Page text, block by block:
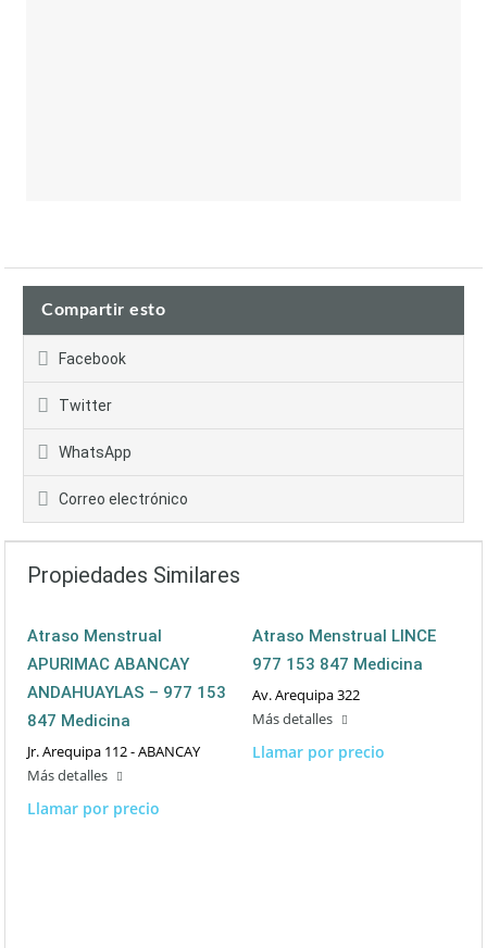
Compartir esto
Facebook
Twitter
WhatsApp
Correo electrónico
Propiedades Similares
Atraso Menstrual
APURIMAC ABANCAY
ANDAHUAYLAS – 977 153
847 Medicina
Jr. Arequipa 112 - ABANCAY
Más detalles
Llamar por precio
Atraso Menstrual LINCE
977 153 847 Medicina
Av. Arequipa 322
Más detalles
Llamar por precio